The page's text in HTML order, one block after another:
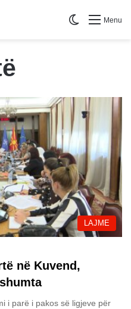
Menu
Switch skin
LAJME
në Kuvend,
i parë i pakos së ligjeve për